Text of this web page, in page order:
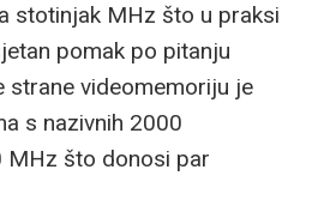
stotinjak MHz što u praksi
pomak po pitanju
strane videomemoriju je
s nazivnih 2000
MHz što donosi par